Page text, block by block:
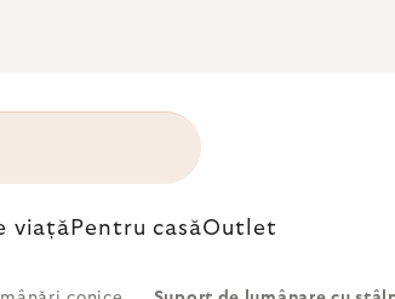
viață Pentru casăOutlet